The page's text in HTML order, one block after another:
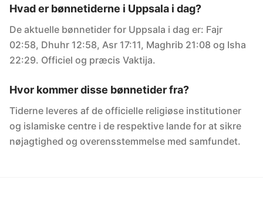
Hvad er bønnetiderne i Uppsala i dag?
De aktuelle bønnetider for Uppsala i dag er: Fajr
02:58, Dhuhr 12:58, Asr 17:11, Maghrib 21:08 og Isha
22:29. Officiel og præcis Vaktija.
Hvor kommer disse bønnetider fra?
Tiderne leveres af de officielle religiøse institutioner
og islamiske centre i de respektive lande for at sikre
nøjagtighed og overensstemmelse med samfundet.